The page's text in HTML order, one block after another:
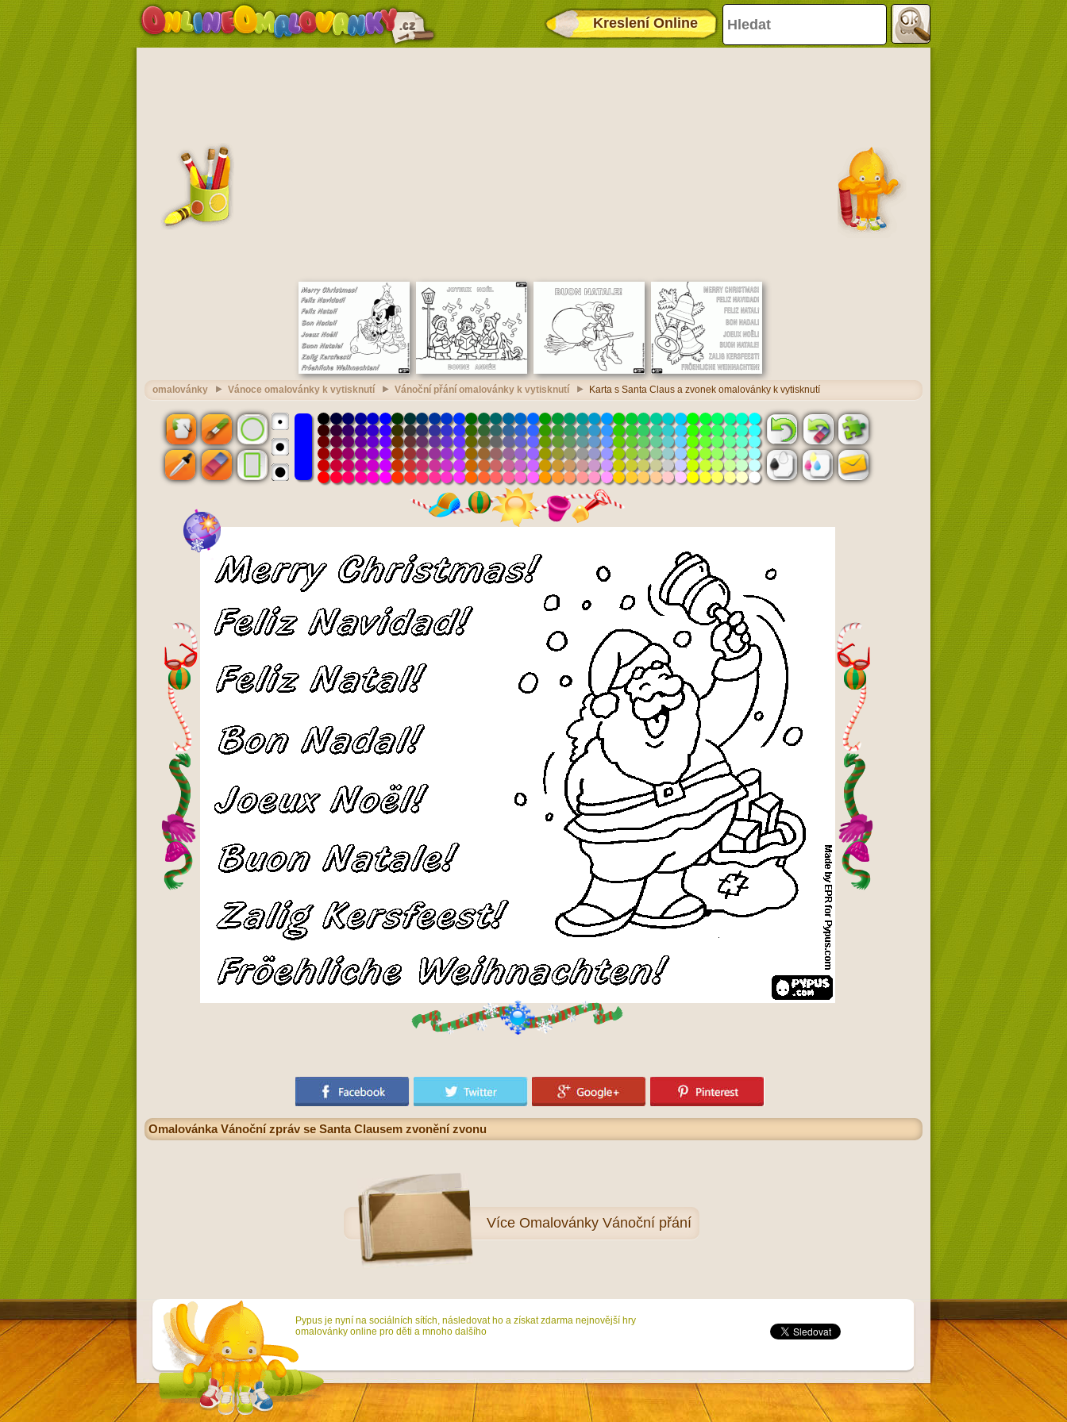
Kreslení Online
omalovánky Vánoce omalovánky k vytisknutí Vánoční přání omalovánky k vytisknutí Karta s Santa Claus a zvonek omalovánky k vytisknutí
Omalovánka Vánoční zpráv se Santa Clausem zvonění zvonu
Více Omalovánky Vánoční přání
Pypus je nyní na sociálních sítích, následovat ho a získat zdarma nejnovější hry
omalovánky online pro děti a mnoho dalšího